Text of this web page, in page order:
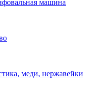
машина
меди, нержавейки